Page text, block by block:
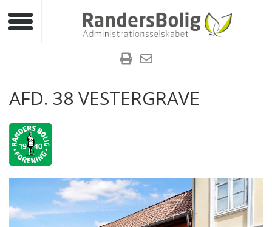
Toggle navigation
AFD. 38 VESTERGRAVE